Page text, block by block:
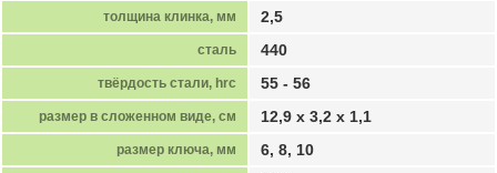
толщина клинка, мм 2,5
сталь 440
твёрдость стали, hrc 55 - 56
размер в сложенном виде, см 12,9 х 3,2 х 1,1
размер ключа, мм 6, 8, 10